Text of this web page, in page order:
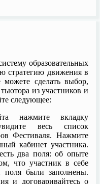
образовательных
стратегию движения в
можете сделать выбор,
из участников и
следующее:
нажмите вкладку
весь список
Фестиваля. Нажмите
кабинет участника.
два поля: об опыте
что участник в себе
были заполнены.
и договаривайтесь о